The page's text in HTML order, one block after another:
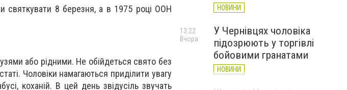
святкувати 8 березня, а в 1975 році ООН
або рідними. Не обійдеться свято без
Чоловіки намагаються приділити увагу
коханій. В цей день звідусіль звучать
НОВИНИ
У Чернівцях чоловіка
підозрюють у торгівлі
бойовими гранатами
НОВИНИ
13:22
Вчора